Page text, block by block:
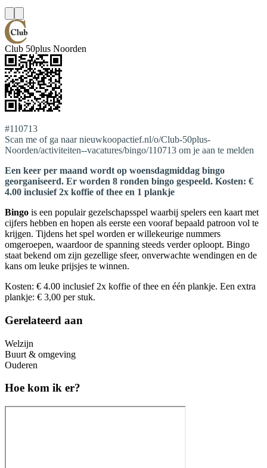
Club 50plus Noorden
#110713
Scan me of ga naar nieuwkoopactief.nl/o/Club-50plus-
Noorden/activiteiten--vacatures/bingo/110713 om je aan te melden
Een keer per maand wordt op woensdagmiddag bingo
georganiseerd. Er worden 8 ronden bingo gespeeld. Kosten: €
4.00 inclusief 2x koffie of thee en 1 plankje
Bingo is een populair gezelschapsspel waarbij spelers een kaart met
cijfers hebben en hopen als eerste een vooraf bepaald patroon vol te
krijgen. Tijdens het spel worden er willekeurige nummers
omgeroepen, waardoor de spanning steeds verder oploopt. Bingo
staat bekend om zijn gezellige sfeer, onverwachte wendingen en de
kans om leuke prijsjes te winnen.
Kosten: € 4.00 inclusief 2x koffie of thee en één plankje. Een extra
plankje: € 3,00 per stuk.
Gerelateerd aan
Welzijn
Buurt & omgeving
Ouderen
Hoe kom ik er?